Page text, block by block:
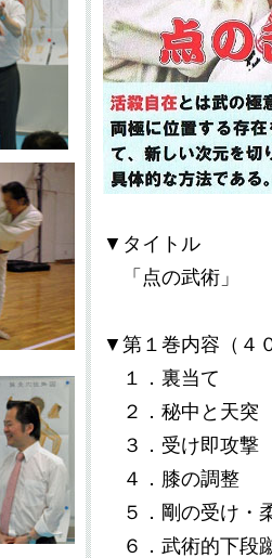
▼タイトル
「点の武術」
▼第１巻内容（４
１．裏当て
２．秘中と天突
３．受け即攻撃
４．膝の調整
５．剛の受け・
６．武術的下段